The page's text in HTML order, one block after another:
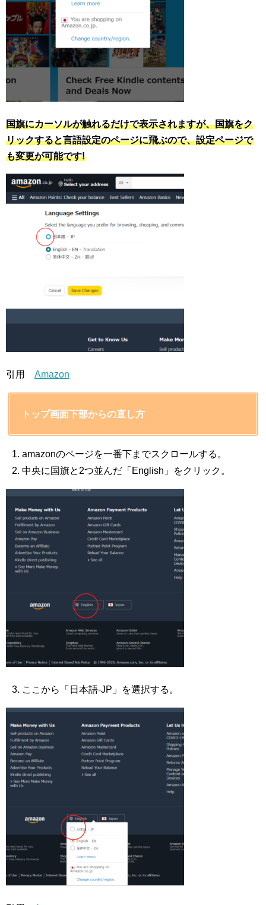
国旗にカーソルが触れるだけで表示されますが、国旗をク
リックすると言語設定のページに飛ぶので、設定ページで
も変更が可能です!
引用 Amazon
トップ画面下部からの直し方
amazonのページを一番下までスクロールする。
中央に国旗と2つ並んだ「English」をクリック。
ここから「日本語-JP」を選択する。